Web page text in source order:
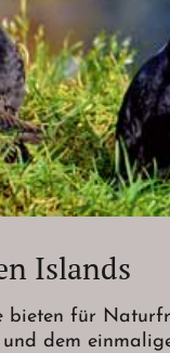
Islands
bieten für
dem